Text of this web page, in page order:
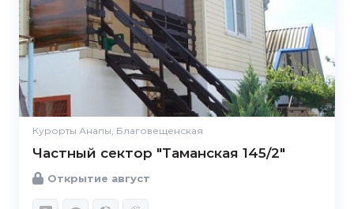
Курорты Анапы, Благовещенская
Частный сектор "Таманская 145/2"
Открытие август